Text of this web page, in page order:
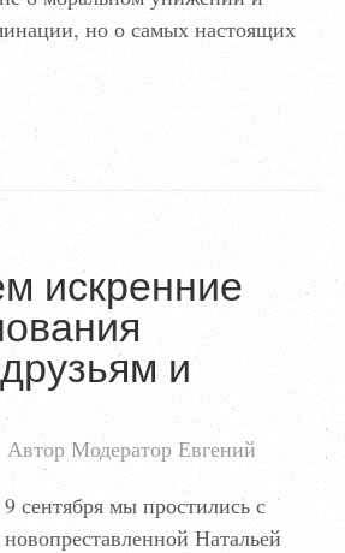
но о самых настоящих
искренние
и
Автор Модератор Евгений
9 сентября мы простились с
новопреставленной Натальей